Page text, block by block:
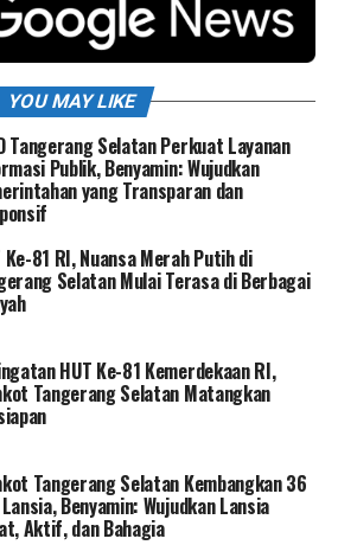
YOU MAY LIKE
Tangerang Selatan Perkuat Layanan
Publik, Benyamin: Wujudkan
yang Transparan dan
Ke-81 RI, Nuansa Merah Putih di
Selatan Mulai Terasa di Berbagai
HUT Ke-81 Kemerdekaan RI,
Tangerang Selatan Matangkan
Tangerang Selatan Kembangkan 36
Benyamin: Wujudkan Lansia
Aktif, dan Bahagia